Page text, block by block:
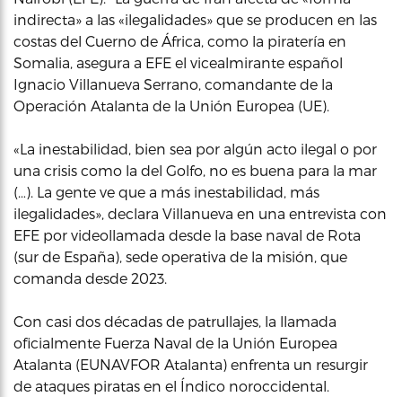
indirecta» a las «ilegalidades» que se producen en las
costas del Cuerno de África, como la piratería en
Somalia, asegura a EFE el vicealmirante español
Ignacio Villanueva Serrano, comandante de la
Operación Atalanta de la Unión Europea (UE).
«La inestabilidad, bien sea por algún acto ilegal o por
una crisis como la del Golfo, no es buena para la mar
(…). La gente ve que a más inestabilidad, más
ilegalidades», declara Villanueva en una entrevista con
EFE por videollamada desde la base naval de Rota
(sur de España), sede operativa de la misión, que
comanda desde 2023.
Con casi dos décadas de patrullajes, la llamada
oficialmente Fuerza Naval de la Unión Europea
Atalanta (EUNAVFOR Atalanta) enfrenta un resurgir
de ataques piratas en el Índico noroccidental.